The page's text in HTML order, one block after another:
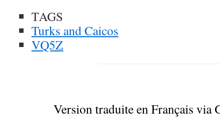
TAGS
Turks and Caicos
VQ5Z
Version traduite en Français via